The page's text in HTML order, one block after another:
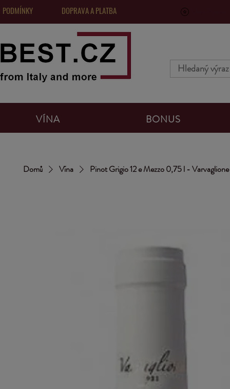
DOPRAVA A PLATBA
VÍNA BONUS
Domů Vína Pinot Grigio 12 e Mezzo 0,75 l -